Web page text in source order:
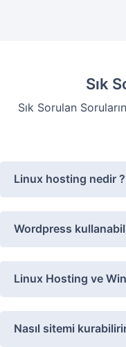
Sık
Sık Sorulan
Linux hosting nedir ?
Wordpress
Linux Hosting ve
Nasıl sitemi